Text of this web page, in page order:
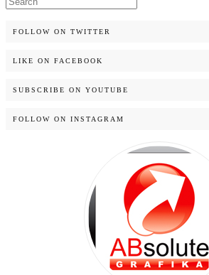
for:
FOLLOW ON TWITTER
LIKE ON FACEBOOK
SUBSCRIBE ON YOUTUBE
FOLLOW ON INSTAGRAM